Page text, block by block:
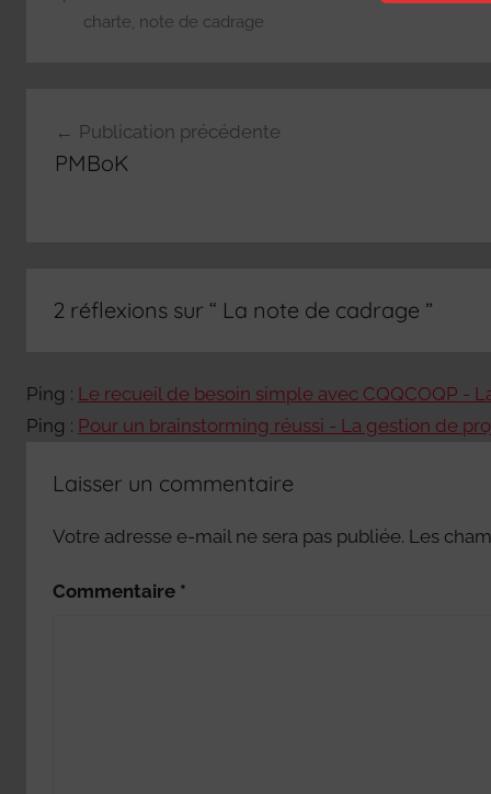
charte, note de cadrage
de
Publication précédente
PMBoK
2 réflexions sur “ La note de cadrage ”
Ping : Le recueil de besoin simple avec CQQCOQP -
Ping : Pour un brainstorming réussi - La gestion de
Laisser un commentaire
Votre adresse e-mail ne sera pas publiée. Les
Commentaire *